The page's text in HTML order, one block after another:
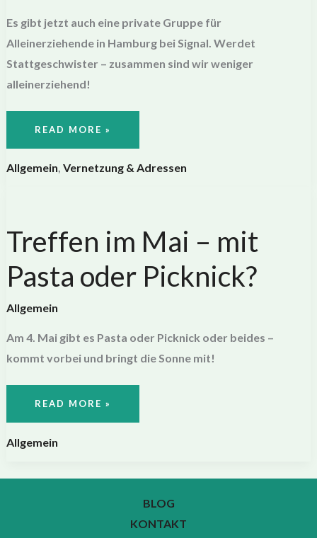
Es gibt jetzt auch eine private Gruppe für
Alleinerziehende in Hamburg bei Signal. Werdet
Stattgeschwister – zusammen sind wir weniger
alleinerziehend!
NEUE
GRUPPE
ALLEINERZIEHENDE
IN
READ MORE »
Allgemein, Vernetzung & Adressen
Treffen im Mai – mit
Pasta oder Picknick?
Allgemein
Am 4. Mai gibt es Pasta oder Picknick oder beides –
kommt vorbei und bringt die Sonne mit!
TREFFEN
MAI
MIT
PASTA
READ MORE »
Allgemein
BLOG
KONTAKT